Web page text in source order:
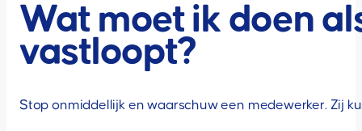
Wat moet ik doen
vastloopt?
Stop onmiddellijk en waarschuw een medewerker. Zij